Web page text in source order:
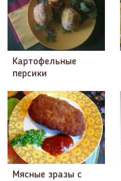
Картофельные
персики
Мясные зразы с